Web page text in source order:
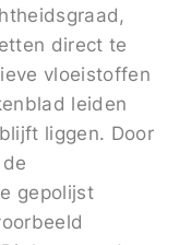
direct te
vloeistoffen
leiden
liggen. Door
gepolijst